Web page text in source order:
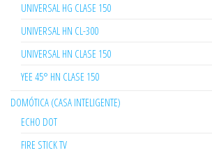
UNIVERSAL HG CLASE 150
UNIVERSAL HN CL-300
UNIVERSAL HN CLASE 150
YEE 45° HN CLASE 150
DOMÓTICA (CASA INTELIGENTE)
ECHO DOT
FIRE STICK TV